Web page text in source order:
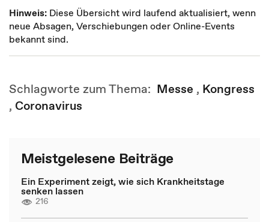
Hinweis: Diese Übersicht wird laufend aktualisiert, wenn
neue Absagen, Verschiebungen oder Online-Events
bekannt sind.
Schlagworte zum Thema: Messe , Kongress
, Coronavirus
Meistgelesene Beiträge
Ein Experiment zeigt, wie sich Krankheitstage
senken lassen
216